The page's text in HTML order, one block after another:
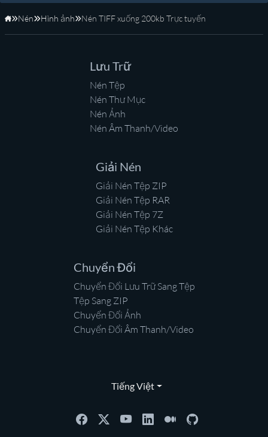
Trang Chủ
Nén Hình ảnh Nén TIFF xuống 200kb Trực tuyến
Lưu Trữ
Nén Tệp
Nén Thư Mục
Nén Ảnh
Nén Âm Thanh/Video
Giải Nén
Giải Nén Tệp ZIP
Giải Nén Tệp RAR
Giải Nén Tệp 7Z
Giải Nén Tệp Khác
Chuyển Đổi
Chuyển Đổi Lưu Trữ Sang Tệp
Tệp Sang ZIP
Chuyển Đổi Ảnh
Chuyển Đổi Âm Thanh/Video
Tiếng Việt